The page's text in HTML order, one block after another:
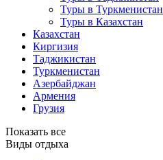
Туры в Туркменистан
Туры в Казахстан
Казахстан
Киргизия
Таджикистан
Туркменистан
Азербайджан
Армения
Грузия
Показать все
Виды отдыха